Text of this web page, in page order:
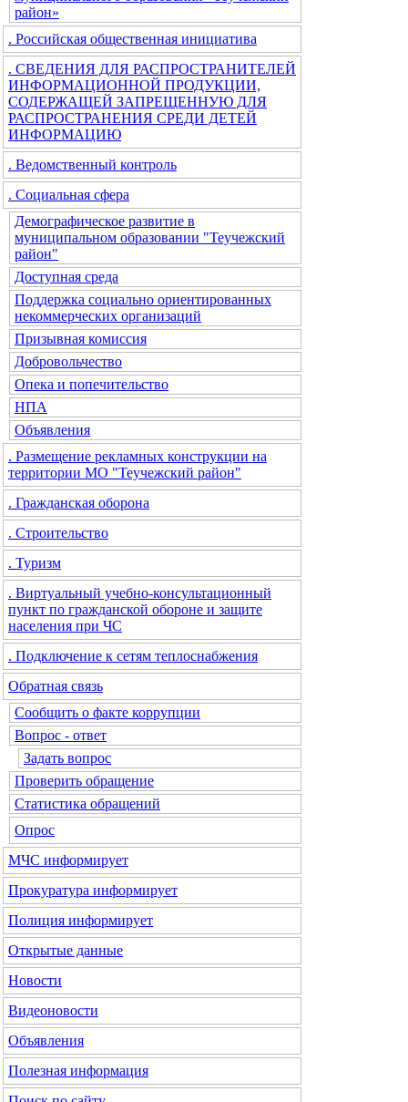
район»
. Российская общественная инициатива
. СВЕДЕНИЯ ДЛЯ РАСПРОСТРАНИТЕЛЕЙ
ИНФОРМАЦИОННОЙ ПРОДУКЦИИ,
СОДЕРЖАЩЕЙ ЗАПРЕЩЕННУЮ ДЛЯ
РАСПРОСТРАНЕНИЯ СРЕДИ ДЕТЕЙ
ИНФОРМАЦИЮ
. Ведомственный контроль
. Социальная сфера
Демографическое развитие в
муниципальном образовании "Теучежский
район"
Доступная среда
Поддержка социально ориентированных
некоммерческих организаций
Призывная комиссия
Добровольчество
Опека и попечительство
НПА
Объявления
. Размещение рекламных конструкции на
территории МО "Теучежский район"
. Гражданская оборона
. Строительство
. Туризм
. Виртуальный учебно-консультационный
пункт по гражданской обороне и защите
населения при ЧС
. Подключение к сетям теплоснабжения
Обратная связь
Сообщить о факте коррупции
Вопрос - ответ
Задать вопрос
Проверить обращение
Статистика обращений
Опрос
МЧС информирует
Прокуратура информирует
Полиция информирует
Открытые данные
Новости
Видеоновости
Объявления
Полезная информация